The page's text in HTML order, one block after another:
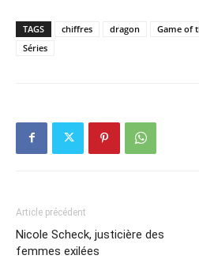
TAGS chiffres dragon Game of
Séries
Article précédent
Nicole Scheck, justicière des
femmes exilées